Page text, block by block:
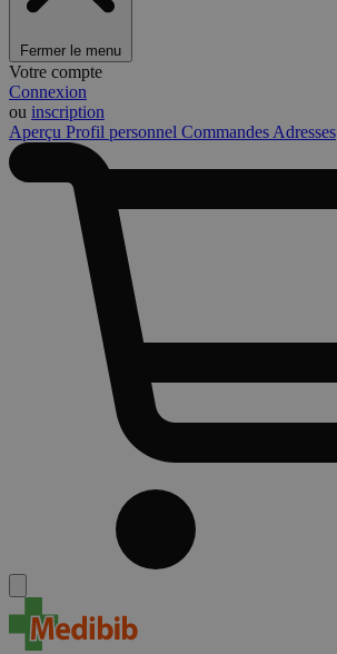
Fermer le menu
Votre compte
Connexion
ou inscription
Aperçu Profil personnel Commandes Adresses